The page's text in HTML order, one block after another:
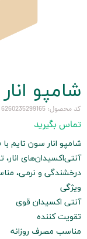
شامپو
کد محصول: 6260235299165
تماس بگیرید
شامپو انار سون تایم
آنتی‌اکسیدان‌های
درخشندگی و نرمی،
ویژگی
آنتی اکسیدان قوی
تقویت کننده
مناسب مصرف روزانه